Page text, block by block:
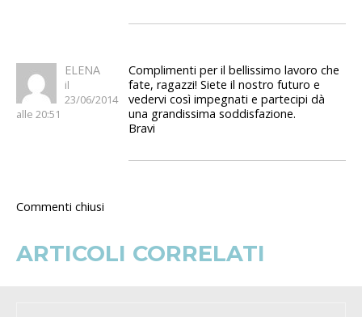
ELENA
il
23/06/2014
alle 20:51
Complimenti per il bellissimo lavoro che
fate, ragazzi! Siete il nostro futuro e
vedervi così impegnati e partecipi dà
una grandissima soddisfazione.
Bravi
Commenti chiusi
ARTICOLI CORRELATI